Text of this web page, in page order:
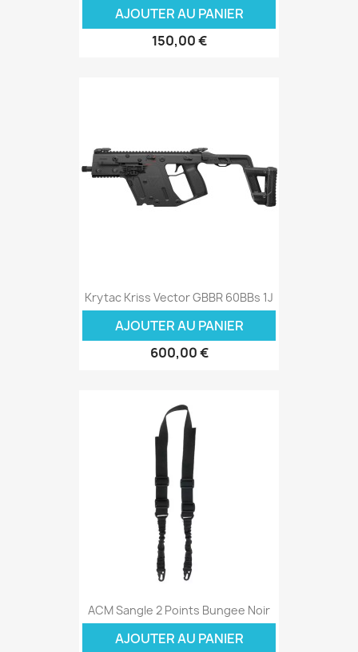
AJOUTER AU PANIER
150,00 €
Krytac Kriss Vector GBBR 60BBs 1J
AJOUTER AU PANIER
600,00 €
ACM Sangle 2 Points Bungee Noir
AJOUTER AU PANIER